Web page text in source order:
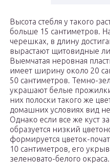
Высота стебля у такого
больше 15 сантиметров.
черешках, в длину
вырастают щитовидные
Выемчатая неровная
имеет ширину около 20
50 сантиметров. Темно-
украшают белые
них полоски такого же
домашних условиях вид
Однако если все же куст
образуется низкий
формируется цветок-
10 сантиметров, его
зеленовато-белого окраса.